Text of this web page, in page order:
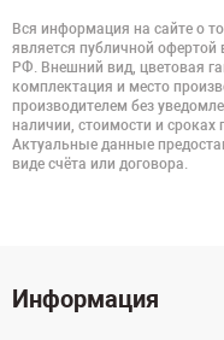
Вся информация на сайте о
является публичной офертой
РФ. Внешний вид, цветовая
комплектация и место
производителем без
наличии, стоимости и сроках
Актуальные данные
виде счёта или договора.
Информация